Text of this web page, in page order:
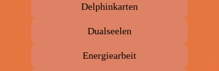
Delphinkarten
Dualseelen
Energiearbeit